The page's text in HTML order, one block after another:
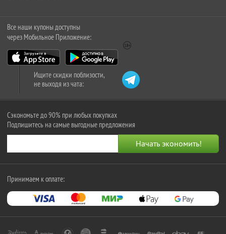
Все наши купоны доступны
через Мобильное Приложение:
Ищите скидки поблизости,
не выходя из чата:
Сэкономьте до 90% при любых покупках
Подпишитесь на самые выгодные предложения
Принимаем к оплате: